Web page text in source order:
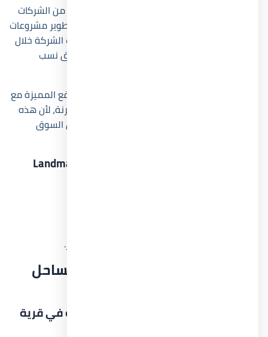
تُعد شركة لاند مارك صبور للتطوير العقاري واحدة من الشركات
البارزة في السوق المصري، وقد تأسست بهدف تطوير مشروعات
سكنية وسياحية وتجارية بمعايير حديثة. كما نجحت الشركة خلال
سنوات قليلة في تنفيذ مشروعات استطاعت تحقيق نسب
اعتمدت الشركة في مشروعاتها على اختيار المواقع المميزة مع
تقديم تصميمات معمارية عصرية وأنظمة سداد مرنة، لأن هذه
العناصر أصبحت من أهم عوامل جذب العملاء داخل السوق
مشروعات سياحية وسكنية متعددة داخل مصر.
الأسئلة الشائعة عن قرية زويا الساحل
ما هي مساحات وأنواع الوحدات المتاحة في قرية